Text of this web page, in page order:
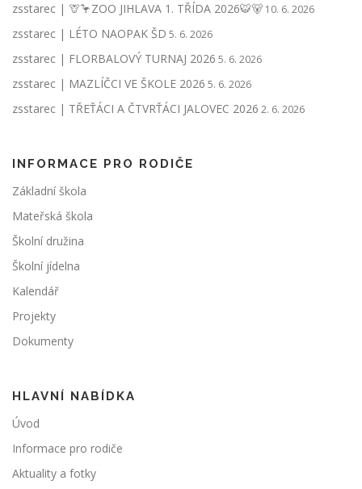
zsstarec | 🦒🦩ZOO JIHLAVA 1. TŘÍDA 2026🐯🐻 10. 6. 2026
zsstarec | LÉTO NAOPAK ŠD 5. 6. 2026
zsstarec | FLORBALOVÝ TURNAJ 2026 5. 6. 2026
zsstarec | MAZLÍČCI VE ŠKOLE 2026 5. 6. 2026
zsstarec | TŘEŤÁCI A ČTVRŤÁCI JALOVEC 2026 2. 6. 2026
INFORMACE PRO RODIČE
Základní škola
Mateřská škola
Školní družina
Školní jídelna
Kalendář
Projekty
Dokumenty
HLAVNÍ NABÍDKA
Úvod
Informace pro rodiče
Aktuality a fotky